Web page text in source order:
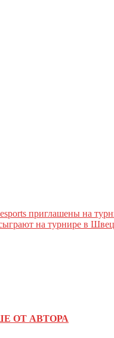
приглашены на
на турнире в
ОТ АВТОРА